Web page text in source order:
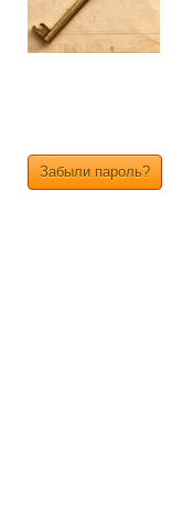
Забыли пароль?